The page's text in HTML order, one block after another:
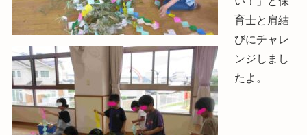
育士と肩結
びにチャレ
ンジしまし
たよ。